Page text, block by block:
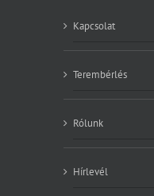
Kapcsolat
Terembérlés
Rólunk
Hírlevél